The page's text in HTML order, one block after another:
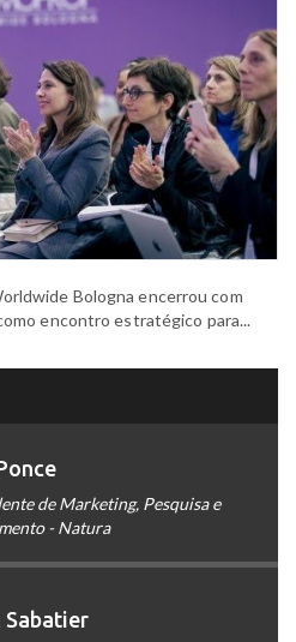
Bologna encerrou com
encontro estratégico para...
de Marketing, Pesquisa e
- Natura
Sabatier